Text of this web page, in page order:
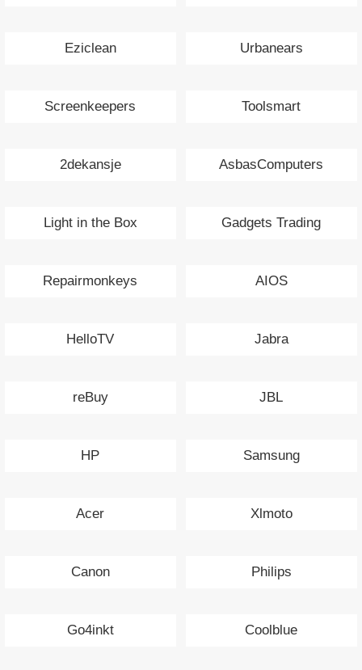
Eziclean Urbanears
Screenkeepers Toolsmart
2dekansje AsbasComputers
Light in the Box Gadgets Trading
Repairmonkeys AIOS
HelloTV Jabra
reBuy JBL
HP Samsung
Acer Xlmoto
Canon Philips
Go4inkt Coolblue